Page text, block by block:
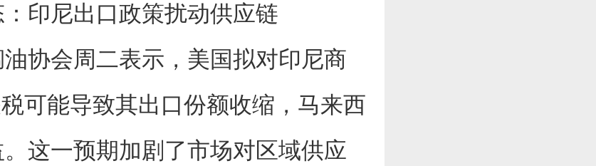
尼出口政策扰动供应链
会周二表示，美国拟对印尼商
可能导致其出口份额收缩，马来西
这一预期加剧了市场对区域供应